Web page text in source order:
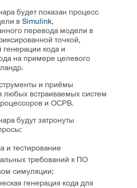
будет показан процесс
в Simulink,
перевода модели в
точкой,
генерации кода и
на примере целевого
и приёмы
встраиваемых систем
и ОСРВ.
будут затронуты
и тестирование
требований к ПО
симуляции;
генерация кода для